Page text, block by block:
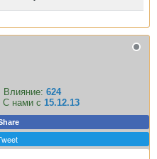
Влияние: 624
С нами с 15.12.13